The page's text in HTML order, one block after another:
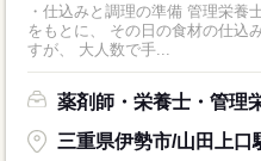
・仕込みと調理の準備 管理栄養
をもとに、 その日の食材の仕込
すが、 大人数で手...
薬剤師・栄養士・管理
三重県伊勢市/山田上口